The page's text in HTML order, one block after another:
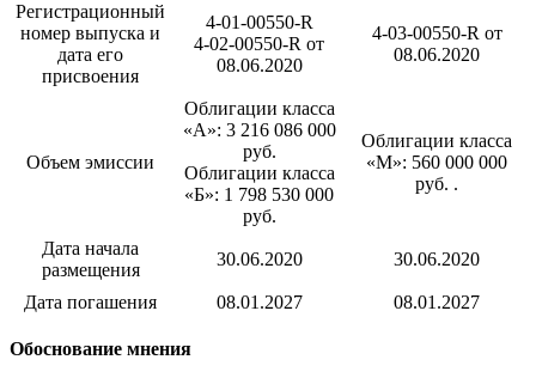
Регистрационный
номер выпуска и
дата его
присвоения
4-01-00550-R
4-02-00550-R от
08.06.2020
4-03-00550-R от
08.06.2020
Объем эмиссии
Облигации класса
«А»: 3 216 086 000
руб.
Облигации класса
«Б»: 1 798 530 000
руб.
Облигации класса
«М»: 560 000 000
руб. .
Дата начала
размещения
30.06.2020 30.06.2020
Дата погашения 08.01.2027 08.01.2027
Обоснование мнения